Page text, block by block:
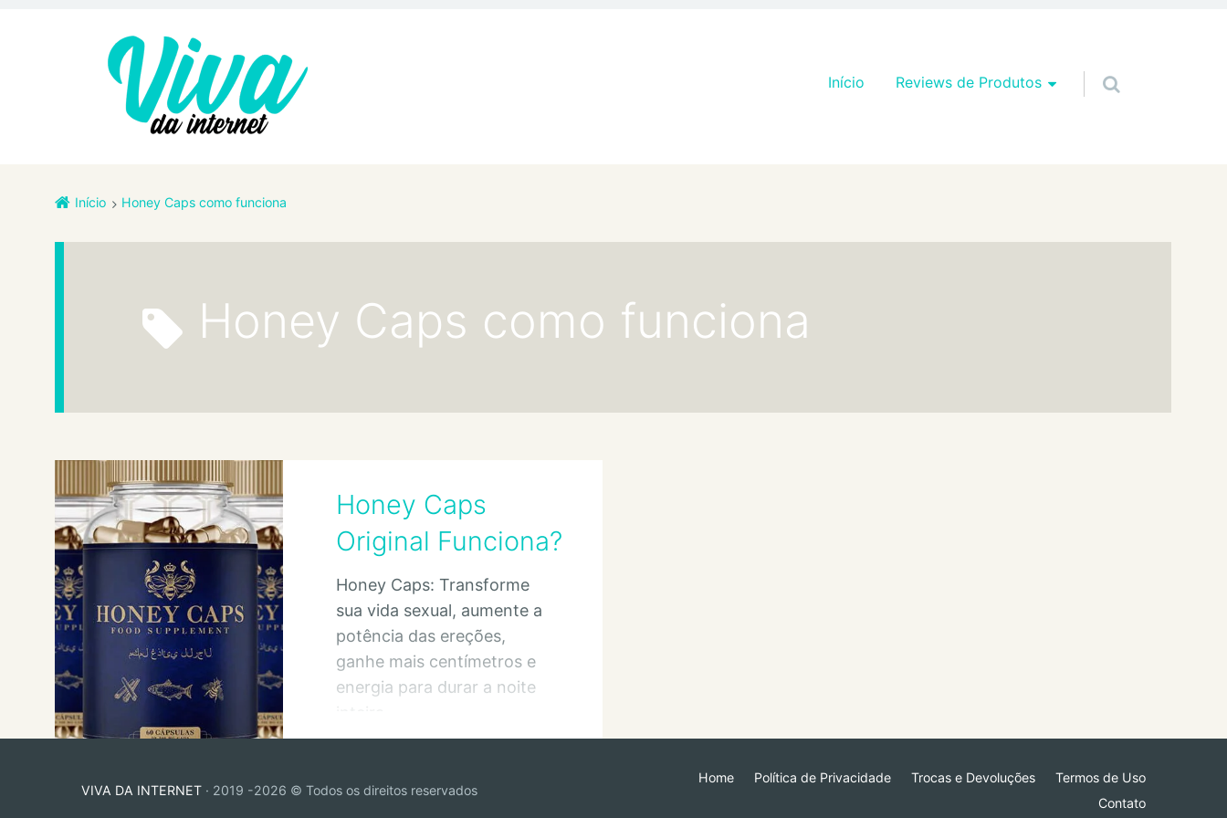
Pular para o conteúdo
Início Reviews de Produtos
Início Honey Caps como funciona
Honey Caps como funciona
Honey Caps
Original Funciona?
Honey Caps: Transforme
sua vida sexual, aumente a
potência das ereções,
ganhe mais centímetros e
energia para durar a noite
VIVA DA INTERNET· 2019 -2026 © Todos os direitos reservados
Home Política de Privacidade Trocas e Devoluções
Termos de Uso
Contato